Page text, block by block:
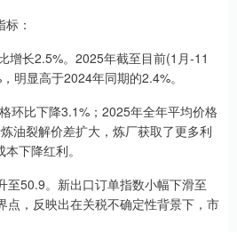
：
增长2.5%。2025年截至目前(1月-11
明显高于2024年同期的2.4%。
环比下降3.1%；2025年全年平均价格
油裂解价差扩大，炼厂获取了更多利
下降红利。
至50.9。新出口订单指数小幅下滑至
点，反映出在关税不确定性背景下，市